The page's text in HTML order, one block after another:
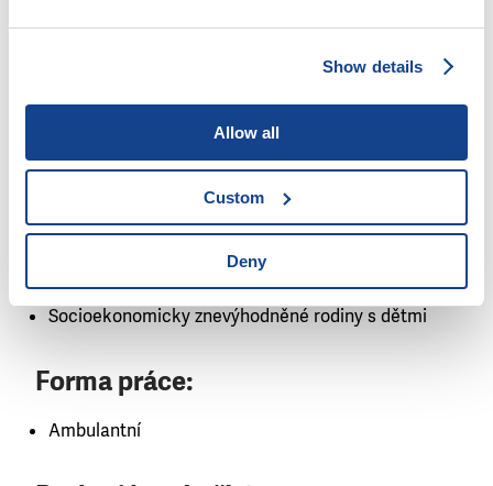
Show details
Allow all
Custom
Deny
Kdokoli potřebuje pomoci
Lidé s drogovou, kriminální minulostí či lidé bez
Lidé s nižšími kompetencemi
Lidé, kteří aktivně a samostatně spolupracují
Oběti domácího násilí
Příslušníci etnické skupiny / cizinci
Senioři
Socioekonomicky znevýhodněné rodiny s dětmi
Forma práce:
Ambulantní